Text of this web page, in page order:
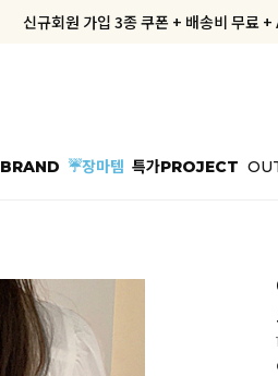
신규회원 가입 3종 쿠폰 + 배송비 무료
공구데이에도 내일도착! 10% OFF
지금부터 공구우먼은 ONLY
신규회원 가입 3종 쿠폰 + 배송비 무료
공구데이에도 내일도착! 10% OFF
BRAND ☔장마템 특가PROJECT